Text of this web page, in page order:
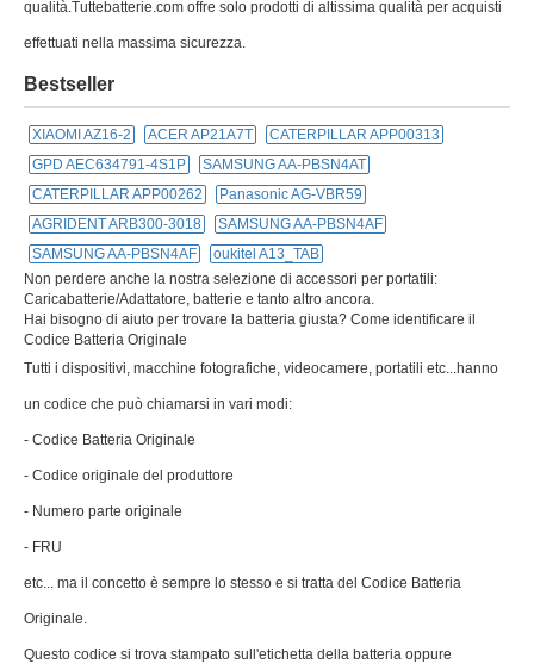
qualità.Tuttebatterie.com offre solo prodotti di altissima qualità per acquisti
effettuati nella massima sicurezza.
Bestseller
XIAOMI AZ16-2 ACER AP21A7T
CATERPILLAR APP00313
GPD AEC634791-4S1P
SAMSUNG AA-PBSN4AT
CATERPILLAR APP00262
Panasonic AG-VBR59
AGRIDENT ARB300-3018
SAMSUNG AA-PBSN4AF
SAMSUNG AA-PBSN4AF
oukitel A13_TAB
Non perdere anche la nostra selezione di accessori per portatili:
Caricabatterie/Adattatore, batterie e tanto altro ancora.
Hai bisogno di aiuto per trovare la batteria giusta? Come identificare il
Codice Batteria Originale
Tutti i dispositivi, macchine fotografiche, videocamere, portatili etc...hanno
un codice che può chiamarsi in vari modi:
- Codice Batteria Originale
- Codice originale del produttore
- Numero parte originale
- FRU
etc... ma il concetto è sempre lo stesso e si tratta del Codice Batteria
Originale.
Questo codice si trova stampato sull'etichetta della batteria oppure